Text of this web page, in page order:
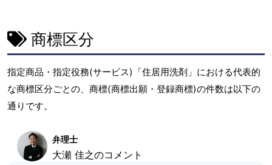
商標区分
指定商品・指定役務(サービス)「住居用洗剤」における代表的
な商標区分ごとの、商標(商標出願・登録商標)の件数は以下の
通りです。
弁理士
大瀬 佳之のコメント